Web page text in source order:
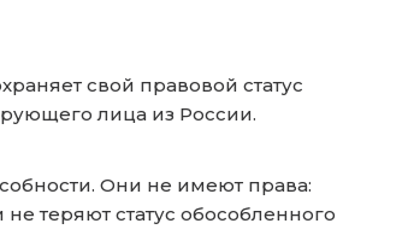
свой правовой статус
лица из России.
Они не имеют права:
теряют статус обособленного